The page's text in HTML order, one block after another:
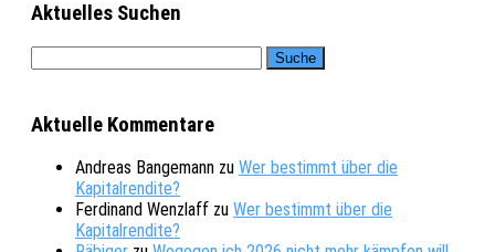
Aktuelles Suchen
Aktuelle Kommentare
Andreas Bangemann zu Wer bestimmt über die
Kapitalrendite?
Ferdinand Wenzlaff zu Wer bestimmt über die
Kapitalrendite?